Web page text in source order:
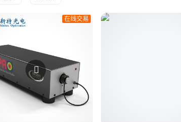
在线交易